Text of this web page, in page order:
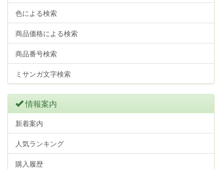
色による検索
商品価格による検索
商品番号検索
ミサンガ文字検索
情報案内
新着案内
人気ランキング
購入履歴